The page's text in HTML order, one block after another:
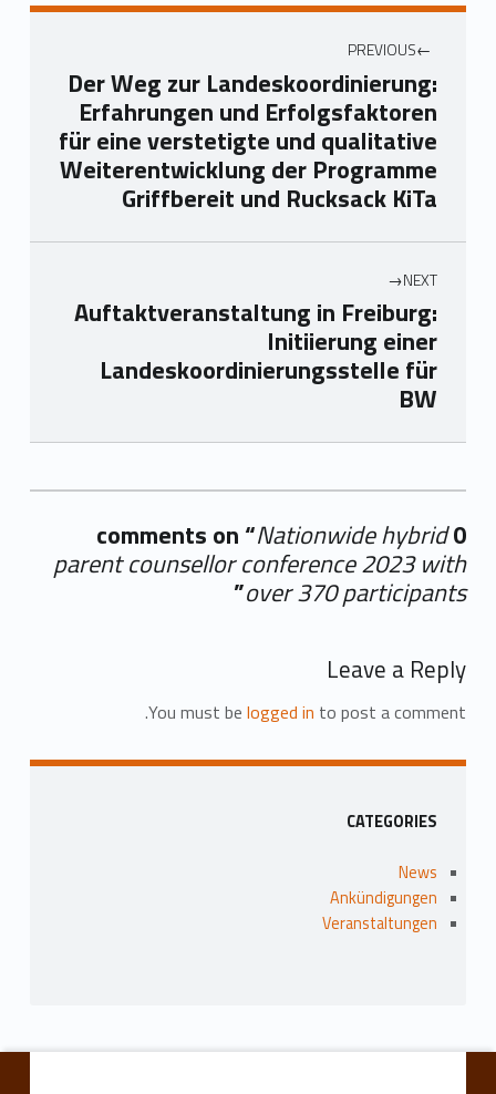
0 comments on “
Nationwide hybrid
parent counsellor conference 2023 with
over 370 participants
”
Leave a Reply
You must belogged in to post a comment.
PREVIOUS
Der Weg zur Landeskoordinierung:
Erfahrungen und Erfolgsfaktoren
für eine verstetigte und qualitative
Weiterentwicklung der Programme
Griffbereit und Rucksack KiTa
NEXT
Auftaktveranstaltung in Freiburg:
Initiierung einer
Landeskoordinierungsstelle für
BW
Sidebar
CATEGORIES
News
Ankündigungen
Veranstaltungen